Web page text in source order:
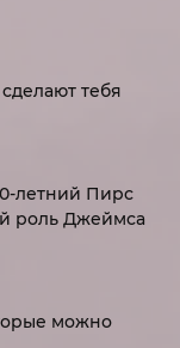
тебя
летний Пирс
роль Джеймса
можно